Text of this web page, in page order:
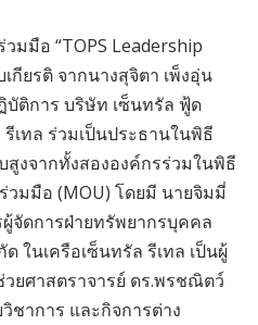
มมือ “TOPS Leadership
กียรติ จากนางสุจิตา เพ็งอุ่น
บัติการ บริษัท เซ็นทรัล ฟู้ด
เทล ร่วมเป็นประธานในพิธี
งจากทั้งสององค์กรร่วมในพิธี
มมือ (MOU) โดยมี นายจิมมี่
จัดการฝ่ายทรัพยากรบุคคล
ในเครือเซ็นทรัล รีเทล เป็นผู้
ยศาสตราจารย์ ดร.พรชณิตว์
ชาการ และกิจการต่าง